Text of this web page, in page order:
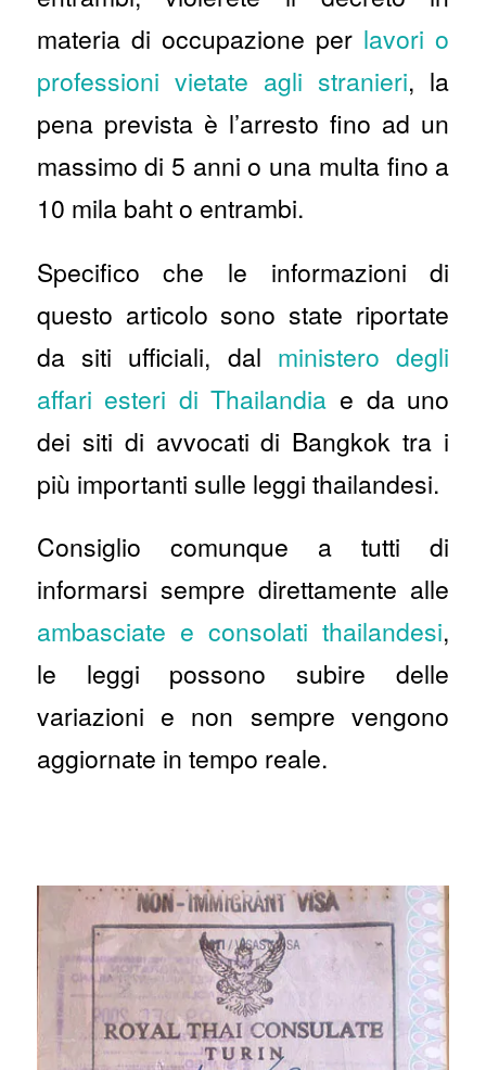
materia di occupazione per lavori o
professioni vietate agli stranieri, la
pena prevista è l’arresto fino ad un
massimo di 5 anni o una multa fino a
10 mila baht o entrambi.
Specifico che le informazioni di
questo articolo sono state riportate
da siti ufficiali, dal ministero degli
affari esteri di Thailandia e da uno
dei siti di avvocati di Bangkok tra i
più importanti sulle leggi thailandesi.
Consiglio comunque a tutti di
informarsi sempre direttamente alle
ambasciate e consolati thailandesi,
le leggi possono subire delle
variazioni e non sempre vengono
aggiornate in tempo reale.